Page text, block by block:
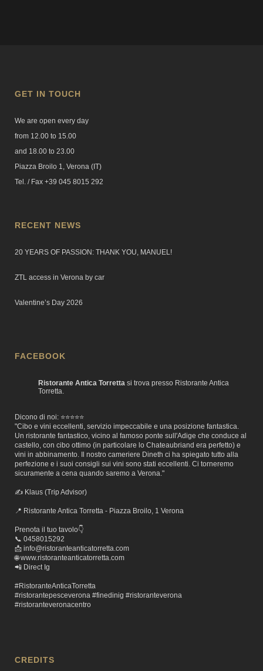
GET IN TOUCH
We are open every day
from 12.00 to 15.00
and 18.00 to 23.00
Piazza Broilo 1, Verona (IT)
Tel. / Fax +39 045 8015 292
RECENT NEWS
20 YEARS OF PASSION: THANK YOU, MANUEL!
ZTL access in Verona by car
Valentine’s Day 2026
FACEBOOK
Ristorante Antica Torretta si trova presso Ristorante Antica
Torretta.
Dicono di noi: ⭐️⭐️⭐️⭐️⭐️
"Cibo e vini eccellenti, servizio impeccabile e una posizione fantastica.
Un ristorante fantastico, vicino al famoso ponte sull'Adige che conduce al
castello, con cibo ottimo (in particolare lo Chateaubriand era perfetto) e
vini in abbinamento. Il nostro cameriere Dineth ci ha spiegato tutto alla
perfezione e i suoi consigli sui vini sono stati eccellenti. Ci torneremo
sicuramente a cena quando saremo a Verona."
✍️ Klaus (Trip Advisor)
📍 Ristorante Antica Torretta - Piazza Broilo, 1 Verona
Prenota il tuo tavolo👇
📞 0458015292
📩 info@ristoranteanticatorretta.com
🌐www.ristoranteanticatorretta.com
📲 Direct Ig
#RistoranteAnticaTorretta
#ristorantepesceverona #finedinig #ristoranteverona
#ristoranteveronacentro
CREDITS